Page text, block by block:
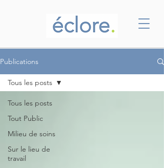
Publications
Tous les posts
Tout Public
Milieu de soins
Sur le lieu de
travail
Tous les posts